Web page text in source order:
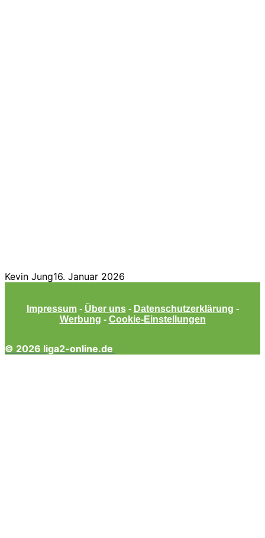
Kevin Jung16. Januar 2026
Impressum - Über uns - Datenschutzerklärung -
Werbung - Cookie-Einstellungen
© 2026 liga2-online.de